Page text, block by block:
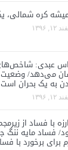
کره شمالی،
۱۳۹۶
عبدی:
می‌دهد/ وضعیت
به یک بحران است
۱۳۹۶
با فساد از
فساد مایه ننگ
برای برخورد با